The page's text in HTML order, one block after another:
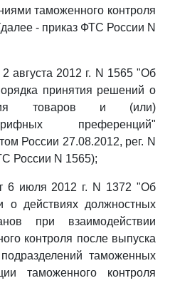
таможенного контроля
- приказ ФТС России N
августа 2012 г. N 1565 "Об
принятия решений о
товаров и (или)
преференций"
России 27.08.2012, рег. N
России N 1565);
6 июля 2012 г. N 1372 "Об
о действиях должностных
при взаимодействии
контроля после выпуска
таможенных
таможенного контроля